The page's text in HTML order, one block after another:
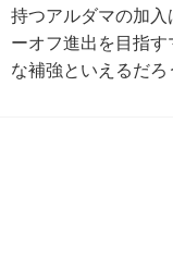
持つアルダマの加
ーオフ進出を目指
な補強といえるだろ